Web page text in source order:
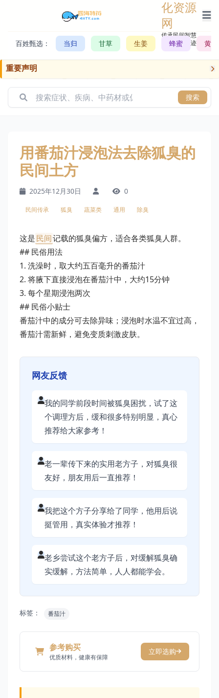
化资源
网
传承民间智慧，
记录历史轨迹
百姓甄选： 当归 甘草 生姜 蜂蜜 黄芪
重要声明
搜索
用番茄汁浸泡法去除狐臭的
民间土方
2025年12月30日 0
民间传承 狐臭 蔬菜类 通用 除臭
这是民间记载的狐臭偏方，适合各类狐臭人群。
## 民俗用法
1. 洗澡时，取大约五百毫升的番茄汁
2. 将腋下直接浸泡在番茄汁中，大约15分钟
3. 每个星期浸泡两次
## 民俗小贴士
番茄汁中的成分可去除异味；浸泡时水温不宜过高，
番茄汁需新鲜，避免变质刺激皮肤。
网友反馈
我的同学前段时间被狐臭困扰，试了这
个调理方后，缓和很多特别明显，真心
推荐给大家参考！
老一辈传下来的实用老方子，对狐臭很
友好，朋友用后一直推荐！
我把这个方子分享给了同学，他用后说
挺管用，真实体验才推荐！
老乡尝试这个老方子后，对缓解狐臭确
实缓解，方法简单，人人都能学会。
标签： 番茄汁
参考购买
优质材料，健康有保障
立即选购